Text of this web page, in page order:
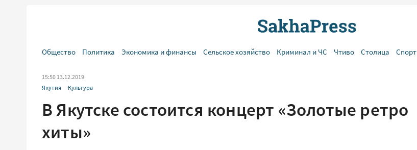
Общество Политика Экономика и финансы Сельское хозяйство Криминал и ЧС Чтиво Столица Спорт
15:50 13.12.2019
Якутия
Культура
В Якутске состоится концерт «Золотые ретро
хиты»